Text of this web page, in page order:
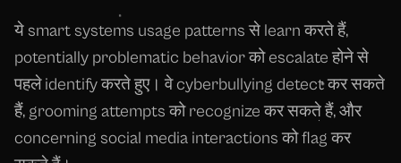
ये smart systems usage patterns से learn करते हैं,
potentially problematic behavior को escalate होने से
पहले identify करते हुए। वे cyberbullying detect कर सकते
हैं, grooming attempts को recognize कर सकते हैं, और
concerning social media interactions को flag कर